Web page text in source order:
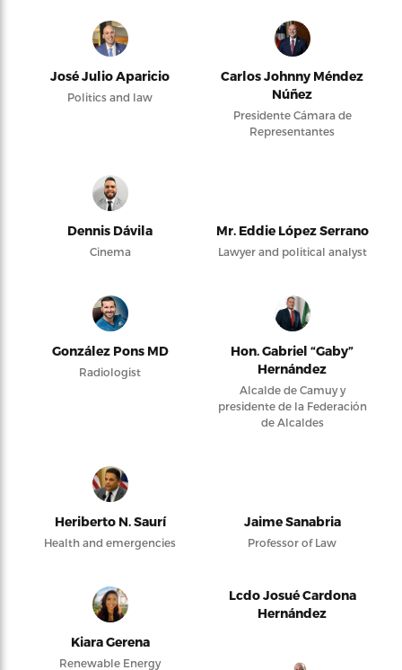
José Julio Aparicio
Politics and law
Carlos Johnny Méndez
Núñez
Presidente Cámara de
Representantes
Dennis Dávila
Cinema
Mr. Eddie López Serrano
Lawyer and political analyst
González Pons MD
Radiologist
Hon. Gabriel “Gaby”
Hernández
Alcalde de Camuy y
presidente de la Federación
de Alcaldes
Heriberto N. Saurí
Health and emergencies
Jaime Sanabria
Professor of Law
Kiara Gerena
Renewable Energy
Lcdo Josué Cardona
Hernández